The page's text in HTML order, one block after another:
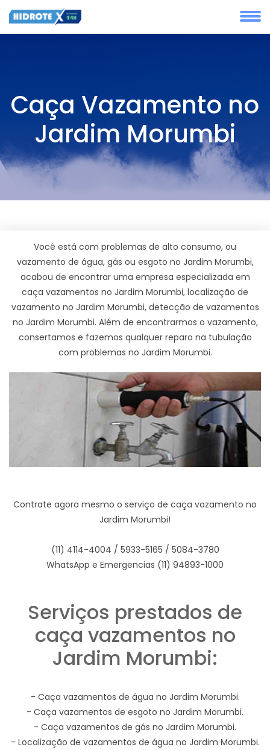
Caça Vazamento no
Jardim Morumbi
Você está com problemas de alto consumo, ou
vazamento de água, gás ou esgoto no Jardim Morumbi,
acabou de encontrar uma empresa especializada em
caça vazamentos no Jardim Morumbi, localização de
vazamento no Jardim Morumbi, detecção de vazamentos
no Jardim Morumbi. Além de encontrarmos o vazamento,
consertamos e fazemos qualquer reparo na tubulação
com problemas no Jardim Morumbi.
Contrate agora mesmo o serviço de caça vazamento no
Jardim Morumbi!
(11) 4114-4004 / 5933-5165 / 5084-3780
WhatsApp e Emergencias (11) 94893-1000
Serviços prestados de
caça vazamentos no
Jardim Morumbi:
- Caça vazamentos de água no Jardim Morumbi.
- Caça vazamentos de esgoto no Jardim Morumbi.
- Caça vazamentos de gás no Jardim Morumbi.
- Localização de vazamentos de água no Jardim Morumbi.